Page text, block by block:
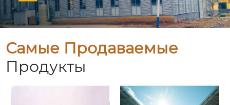
Самые Продаваемые
Продукты